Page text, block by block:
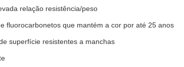
relação resistência/peso
fluorocarbonetos que mantém a cor por até 25 anos
superfície resistentes a manchas